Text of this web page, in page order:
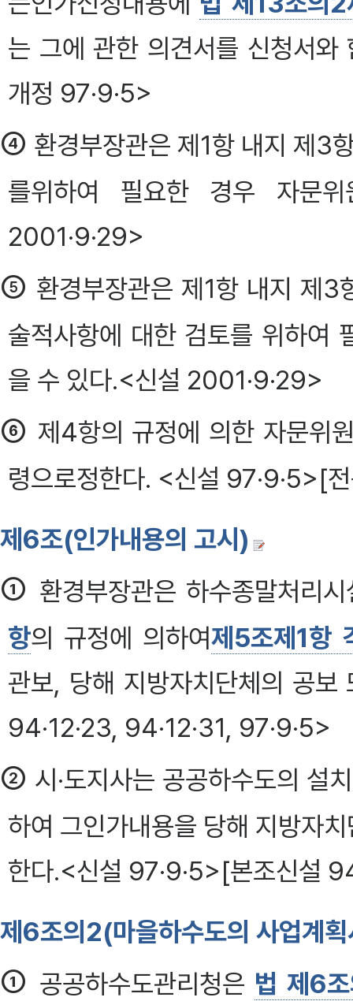
는 그에 관한 의견서를 신청서
개정 97·9·5>
④ 환경부장관은 제1항 내지 제3
를위하여 필요한 경우 자문
2001·9·29>
⑤ 환경부장관은 제1항 내지 제
술적사항에 대한 검토를 위하여
을 수 있다.<신설 2001·9·29>
⑥ 제4항의 규정에 의한 자문위
령으로정한다. <신설 97·9·5>[
제6조(인가내용의 고시)
① 환경부장관은 하수종말처리
항의 규정에 의하여제5조제1항
관보, 당해 지방자치단체의 공
94·12·23, 94·12·31, 97·9·5>
② 시·도지사는 공공하수도의 설
하여 그인가내용을 당해 지방자
한다.<신설 97·9·5>[본조신설
제6조의2(마을하수도의 사업계
① 공공하수도관리청은 법 제6